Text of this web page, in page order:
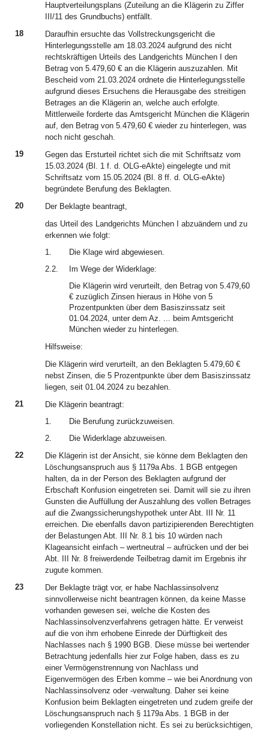
Hauptverteilungsplans (Zuteilung an die Klägerin zu Ziffer
III/11 des Grundbuchs) entfällt.
18
Daraufhin ersuchte das Vollstreckungsgericht die
Hinterlegungsstelle am 18.03.2024 aufgrund des nicht
rechtskräftigen Urteils des Landgerichts München I den
Betrag von 5.479,60 € an die Klägerin auszuzahlen. Mit
Bescheid vom 21.03.2024 ordnete die Hinterlegungsstelle
aufgrund dieses Ersuchens die Herausgabe des streitigen
Betrages an die Klägerin an, welche auch erfolgte.
Mittlerweile forderte das Amtsgericht München die Klägerin
auf, den Betrag von 5.479,60 € wieder zu hinterlegen, was
noch nicht geschah.
19
Gegen das Ersturteil richtet sich die mit Schriftsatz vom
15.03.2024 (Bl. 1 f. d. OLG-eAkte) eingelegte und mit
Schriftsatz vom 15.05.2024 (Bl. 8 ff. d. OLG-eAkte)
begründete Berufung des Beklagten.
20
Der Beklagte beantragt,
das Urteil des Landgerichts München I abzuändern und zu
erkennen wie folgt:
1.
Die Klage wird abgewiesen.
2.2.
Im Wege der Widerklage:
Die Klägerin wird verurteilt, den Betrag von 5.479,60
€ zuzüglich Zinsen hieraus in Höhe von 5
Prozentpunkten über dem Basiszinssatz seit
01.04.2024, unter dem Az. ... beim Amtsgericht
München wieder zu hinterlegen.
Hilfsweise:
Die Klägerin wird verurteilt, an den Beklagten 5.479,60 €
nebst Zinsen, die 5 Prozentpunkte über dem Basiszinssatz
liegen, seit 01.04.2024 zu bezahlen.
21
Die Klägerin beantragt:
1.
Die Berufung zurückzuweisen.
2.
Die Widerklage abzuweisen.
22
Die Klägerin ist der Ansicht, sie könne dem Beklagten den
Löschungsanspruch aus § 1179a Abs. 1 BGB entgegen
halten, da in der Person des Beklagten aufgrund der
Erbschaft Konfusion eingetreten sei. Damit will sie zu ihren
Gunsten die Auffüllung der Auszahlung des vollen Betrages
auf die Zwangssicherungshypothek unter Abt. III Nr. 11
erreichen. Die ebenfalls davon partizipierenden Berechtigten
der Belastungen Abt. III Nr. 8.1 bis 10 würden nach
Klageansicht einfach – wertneutral – aufrücken und der bei
Abt. III Nr. 8 freiwerdende Teilbetrag damit im Ergebnis ihr
zugute kommen.
23
Der Beklagte trägt vor, er habe Nachlassinsolvenz
sinnvollerweise nicht beantragen können, da keine Masse
vorhanden gewesen sei, welche die Kosten des
Nachlassinsolvenzverfahrens getragen hätte. Er verweist
auf die von ihm erhobene Einrede der Dürftigkeit des
Nachlasses nach § 1990 BGB. Diese müsse bei wertender
Betrachtung jedenfalls hier zur Folge haben, dass es zu
einer Vermögenstrennung von Nachlass und
Eigenvermögen des Erben komme – wie bei Anordnung von
Nachlassinsolvenz oder -verwaltung. Daher sei keine
Konfusion beim Beklagten eingetreten und zudem greife der
Löschungsanspruch nach § 1179a Abs. 1 BGB in der
vorliegenden Konstellation nicht. Es sei zu berücksichtigen,